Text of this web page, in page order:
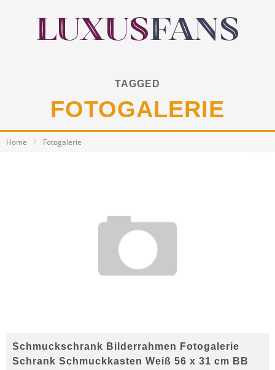
TAGGED
FOTOGALERIE
Home Fotogalerie
Schmuckschrank Bilderrahmen Fotogalerie
Schrank Schmuckkasten Weiß 56 x 31 cm BB